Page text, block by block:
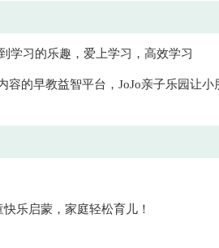
学习的乐趣，爱上学习，高效学习
容的早教益智平台，JoJo亲子乐园让
乐启蒙，家庭轻松育儿！